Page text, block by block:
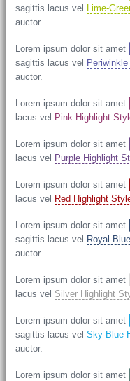
sagittis lacus vel Lime-
auctor.
Lorem ipsum dolor sit amet
sagittis lacus vel
auctor.
Lorem ipsum dolor sit amet
lacus vel Pink Highlight
Lorem ipsum dolor sit amet
lacus vel Purple Highlight
Lorem ipsum dolor sit amet
lacus vel Red Highlight
Lorem ipsum dolor sit amet
sagittis lacus vel Royal-
auctor.
Lorem ipsum dolor sit amet
lacus vel Silver Highlight
Lorem ipsum dolor sit amet
sagittis lacus vel Sky-Blue
auctor.
Lorem ipsum dolor sit amet